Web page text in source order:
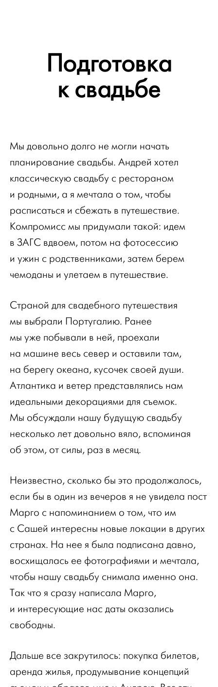
Подготовка
к свадьбе
Мы довольно долго не могли начать
планирование свадьбы. Андрей хотел
классическую свадьбу с рестораном
и родными, а я мечтала о том, чтобы
расписаться и сбежать в путешествие.
Компромисс мы придумали такой: идем
в ЗАГС вдвоем, потом на фотосессию
и ужин с родственниками, затем берем
чемоданы и улетаем в путешествие.
Страной для свадебного путешествия
мы выбрали Португалию. Ранее
мы уже побывали в ней, проехали
на машине весь север и оставили там,
на берегу океана, кусочек своей души.
Атлантика и ветер представлялись нам
идеальными декорациями для съемок.
Мы обсуждали нашу будущую свадьбу
несколько лет довольно вяло, вспоминая
об этом, от силы, раз в месяц.
Неизвестно, сколько бы это продолжалось,
если бы в один из вечеров я не увидела пост
Марго с напоминанием о том, что им
с Сашей интересны новые локации в других
странах. На нее я была подписана давно,
восхищалась ее фотографиями и мечтала,
чтобы нашу свадьбу снимала именно она.
Так что я сразу написала Марго,
и интересующие нас даты оказались
свободны.
Дальше все закрутилось: покупка билетов,
аренда жилья, продумывание концепций